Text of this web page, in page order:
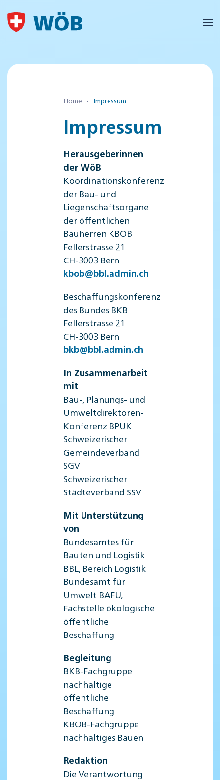
Skip to main content
Home Impressum
Impressum
Herausgeberinnen
der WöB
Koordinationskonferenz
der Bau- und
Liegenschaftsorgane
der öffentlichen
Bauherren KBOB
Fellerstrasse 21
CH-3003 Bern
kbob@bbl.admin.ch
Beschaffungskonferenz
des Bundes BKB
Fellerstrasse 21
CH-3003 Bern
bkb@bbl.admin.ch
In Zusammenarbeit
mit
Bau-, Planungs- und
Umweltdirektoren-
Konferenz BPUK
Schweizerischer
Gemeindeverband
SGV
Schweizerischer
Städteverband SSV
Mit Unterstützung
von
Bundesamtes für
Bauten und Logistik
BBL, Bereich Logistik
Bundesamt für
Umwelt BAFU,
Fachstelle ökologische
öffentliche
Beschaffung
Begleitung
BKB-Fachgruppe
nachhaltige
öffentliche
Beschaffung
KBOB-Fachgruppe
nachhaltiges Bauen
Redaktion
Die Verantwortung